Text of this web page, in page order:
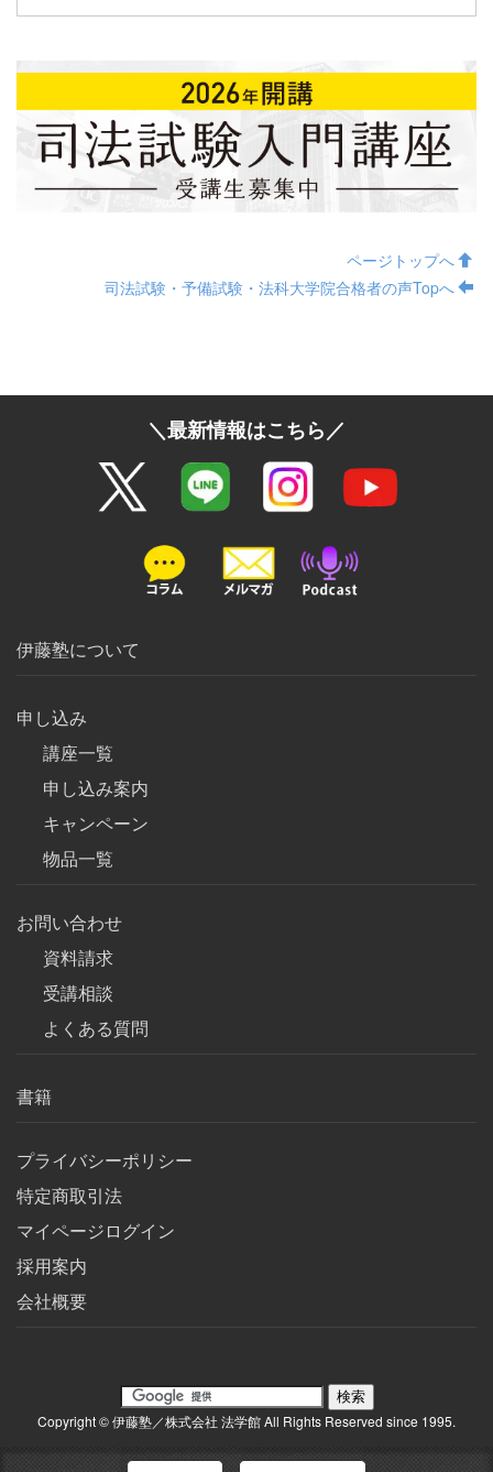
ページトップへ
司法試験・予備試験・法科大学院合格者の声Topへ
＼最新情報はこちら／
伊藤塾について
申し込み
講座一覧
申し込み案内
キャンペーン
物品一覧
お問い合わせ
資料請求
受講相談
よくある質問
書籍
プライバシーポリシー
特定商取引法
マイページログイン
採用案内
会社概要
Copyright © 伊藤塾／株式会社 法学館 All Rights Reserved since 1995.